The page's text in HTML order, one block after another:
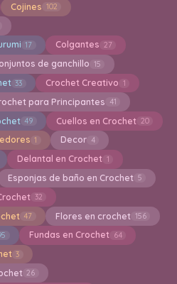
Cojines 102
17 Colgantes 27
de ganchillo 15
33 Crochet Creativo 1
para Principantes 41
49 Cuellos en Crochet 20
1 Decor 4
Delantal en Crochet 1
Esponjas de baño en Crochet 5
32
47 Flores en crochet 156
Fundas en Crochet 64
3
26